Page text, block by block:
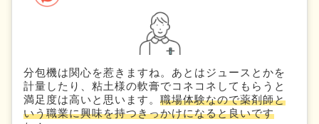
分包機は関心を惹きますね。あとはジュースとかを
計量したり、粘土様の軟膏でコネコネしてもらうと
満足度は高いと思います。 職場体験なので薬剤師と
いう職業に興味を持つきっかけになると良いです